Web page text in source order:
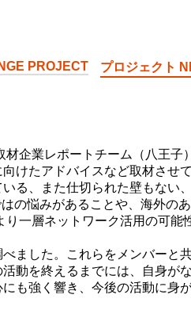
PROJECT プロジェクト
企業レポートチーム（八王子
けたアドバイスなど取材させて
る、また仕切られた壁もない
の悩みがあることや、海外の
一層ネットワーク活用の可能
ました。これらをメンバーと
動を終えるまでには、自身が
も強く響き、今後の活動に身